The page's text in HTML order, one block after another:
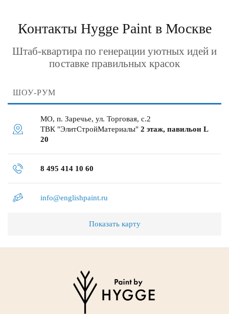
Контакты Hygge Paint в Москве
Штаб-квартира по генерации уютных идей и
поставке правильных красок
ШОУ-РУМ
МО, п. Заречье, ул. Торговая, с.2
ТВК "ЭлитСтройМатериалы" 2 этаж, павильон L
20
8 495 414 10 60
info@englishpaint.ru
Показать карту